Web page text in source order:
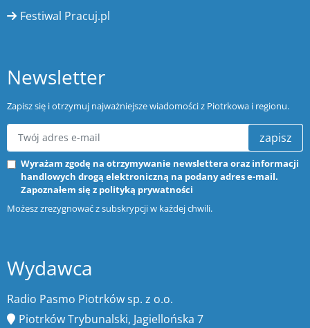
Festiwal Pracuj.pl
Newsletter
Zapisz się i otrzymuj najważniejsze wiadomości z Piotrkowa i regionu.
zapisz
Wyrażam zgodę na otrzymywanie newslettera oraz informacji
handlowych drogą elektroniczną na podany adres e-mail.
Zapoznałem się z polityką prywatności
Możesz zrezygnować z subskrypcji w każdej chwili.
Wydawca
Radio Pasmo Piotrków sp. z o.o.
Piotrków Trybunalski, Jagiellońska 7